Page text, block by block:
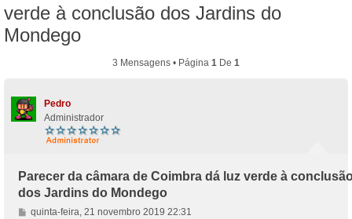
verde à conclusão dos Jardins do
Mondego
3 Mensagens • Página 1 De 1
Pedro
Administrador
Parecer da câmara de Coimbra dá luz verde à
dos Jardins do Mondego
M
quinta-feira, 21 novembro 2019 22:31